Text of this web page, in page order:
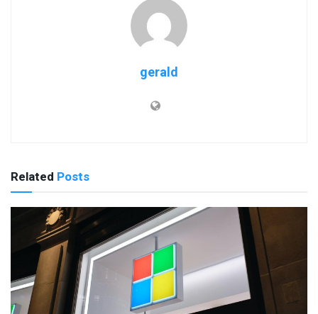
gerald
Related Posts